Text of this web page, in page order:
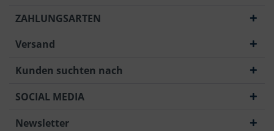
ZAHLUNGSARTEN
Versand
Kunden suchten nach
SOCIAL MEDIA
Newsletter